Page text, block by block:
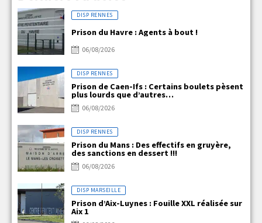
DISP RENNES
Prison du Havre : Agents à bout !
06/08/2026
DISP RENNES
Prison de Caen-Ifs : Certains boulets pèsent
plus lourds que d’autres…
06/08/2026
DISP RENNES
Prison du Mans : Des effectifs en gruyère,
des sanctions en dessert !!!
06/08/2026
DISP MARSEILLE
Prison d’Aix-Luynes : Fouille XXL réalisée sur
Aix 1